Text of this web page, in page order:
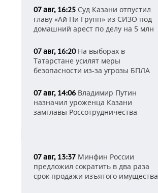
07 авг, 16:25 Суд Казани отпустил
главу «Ай Пи Групп» из СИЗО под
домашний арест по делу на 5 млн
07 авг, 16:20На выборах в
Татарстане усилят меры
безопасности из-за угрозы БПЛА
07 авг, 14:06 Владимир Путин
назначил уроженца Казани
замглавы Россотрудничества
07 авг, 13:37 Минфин России
предложил сократить в два раза
срок продажи изъятого имущества